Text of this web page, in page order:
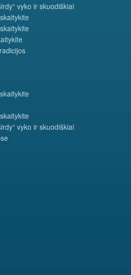
vyko ir skuodiškiai
vyko ir skuodiškiai